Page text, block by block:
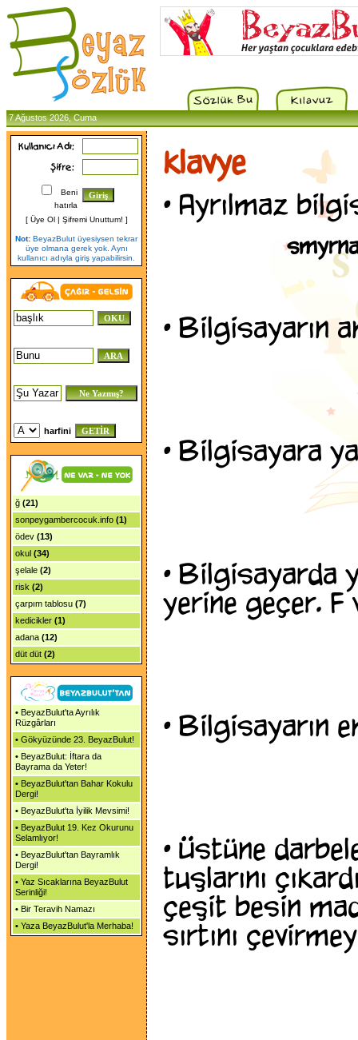
7 Ağustos 2026, Cuma
Beni
hatırla
[ Üye Ol| Şifremi Unuttum! ]
Not: BeyazBulut üyesiysen tekrar
üye olmana gerek yok. Aynı
kullanıcı adıyla giriş yapabilirsin.
harfini
ğ (21)
sonpeygambercocuk.info (1)
ödev (13)
okul (34)
şelale (2)
risk (2)
çarpım tablosu (7)
kedicikler (1)
adana (12)
düt düt (2)
• BeyazBulut'ta Ayrılık
Rüzgârları
• Gökyüzünde 23. BeyazBulut!
• BeyazBulut: İftara da
Bayrama da Yeter!
• BeyazBulut'tan Bahar Kokulu
Dergi!
• BeyazBulut'ta İyilik Mevsimi!
• BeyazBulut 19. Kez Okurunu
Selamlıyor!
• BeyazBulut'tan Bayramlık
Dergi!
• Yaz Sıcaklarına BeyazBulut
Serinliği!
• Bir Teravih Namazı
• Yaza BeyazBulut'la Merhaba!
klavye
•Ayrılmaz
•Bilgisayarın
•Bilgisayara
•Bilgisayarda
yerine geçer. F
•Bilgisayarın
•Üstüne
tuşlarını
çeşit besin
sırtını